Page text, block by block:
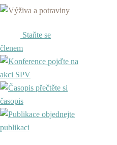
Staňte se
členem
pojďte na
akci SPV
přečtěte si
časopis
objednejte
publikaci